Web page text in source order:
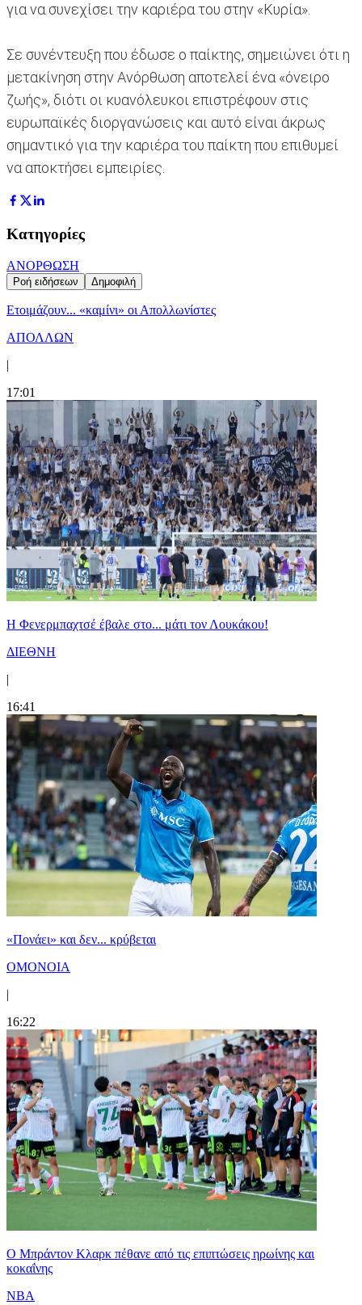
για να συνεχίσει την καριέρα του στην «Κυρία».
Σε συνέντευξη που έδωσε ο παίκτης, σημειώνει ότι η
μετακίνηση στην Ανόρθωση αποτελεί ένα «όνειρο
ζωής», διότι οι κυανόλευκοι επιστρέφουν στις
ευρωπαϊκές διοργανώσεις και αυτό είναι άκρως
σημαντικό για την καριέρα του παίκτη που επιθυμεί
να αποκτήσει εμπειρίες.
Κατηγορίες
ΑΝΟΡΘΩΣΗ
Ροή ειδήσεων Δημοφιλή
Ετοιμάζουν... «καμίνι» οι Απολλωνίστες
ΑΠΟΛΛΩΝ
|
17:01
Η Φενερμπαχτσέ έβαλε στο... μάτι τον Λουκάκου!
ΔΙΕΘΝΗ
|
16:41
«Πονάει» και δεν... κρύβεται
ΟΜΟΝΟΙΑ
|
16:22
Ο Μπράντον Κλαρκ πέθανε από τις επιπτώσεις ηρωίνης και
κοκαΐνης
NBA